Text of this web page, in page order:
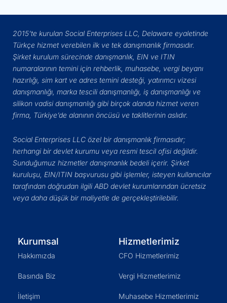
2015’te kurulan Social Enterprises LLC, Delaware eyaletinde
Türkçe hizmet verebilen ilk ve tek danışmanlık firmasıdır.
Şirket kurulum sürecinde danışmanlık, EIN ve ITIN
numaralarının temini için rehberlik, muhasebe, vergi beyanı
hazırlığı, sim kart ve adres temini desteği, yatırımcı vizesi
danışmanlığı, marka tescili danışmanlığı, iş danışmanlığı ve
silikon vadisi danışmanlığı gibi birçok alanda hizmet veren
firma, Türkiye’de alanının öncüsü ve taklitlerinin aslıdır.
Social Enterprises LLC özel bir danışmanlık firmasıdır;
herhangi bir devlet kurumu veya resmi tescil ofisi değildir.
Sunduğumuz hizmetler danışmanlık bedeli içerir. Şirket
kuruluşu, EIN/ITIN başvurusu gibi işlemler, isteyen kullanıcılar
tarafından doğrudan ilgili ABD devlet kurumlarından ücretsiz
veya daha düşük bir maliyetle de gerçekleştirilebilir.
Kurumsal
Hakkımızda
Basında Biz
İletişim
Hizmetlerimiz
CFO Hizmetlerimiz
Vergi Hizmetlerimiz
Muhasebe Hizmetlerimiz